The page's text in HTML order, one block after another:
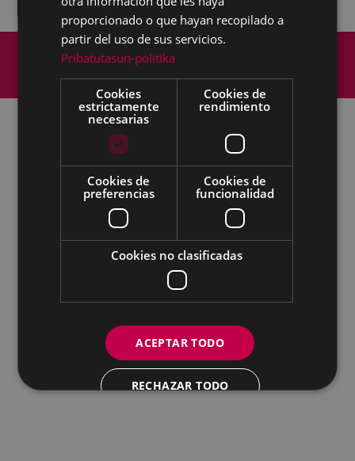
Mapa del Sitio
Aviso legal
Política de cookies
Accesibilidad
Todas las redes sociales del Ayuntamiento
Eibarko Andretxea - Isasi kalea, 11 | 20600 Eibar
Andretxea: 943 54 39 38
Igualdad: 943 70 84 40
andretxea@eibar.eus
berdintasuna@eibar.eus
IFZ: P2003100A | DIR3 L01200300
proporcionado o que hayan recopilado a
partir del uso de sus servicios.
Pribatutasun-politika
Cookies
estrictamente
necesarias
Cookies de
rendimiento
Cookies de
preferencias
Cookies de
funcionalidad
Cookies no clasificadas
ACEPTAR TODO
RECHAZAR TODO